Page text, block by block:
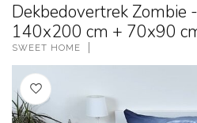
Dekbedovertrek Zombie
140x200 cm + 70x90
SWEET HOME